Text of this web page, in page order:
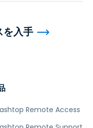
Remote Access
入手